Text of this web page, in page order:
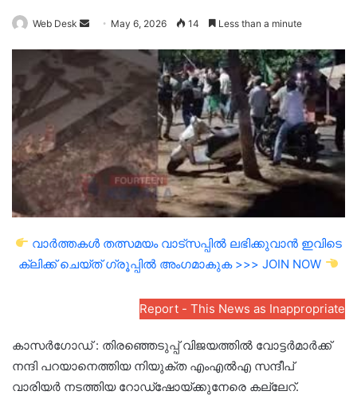
Web Desk
Send
email
May 6, 2026 14 Less than a minute
വാർത്തകൾ തത്സമയം വാട്സപ്പിൽ ലഭിക്കുവാൻ ഇവിടെ
ക്ലിക്ക് ചെയ്ത് ഗ്രൂപ്പിൽ അംഗമാകുക >>> JOIN NOW
Report - This News as Inappropriate
കാസർഗോഡ് : തിരഞ്ഞെടുപ്പ് വിജയത്തിൽ വോട്ടർമാർക്ക്
നന്ദി പറയാനെത്തിയ നിയുക്ത എംഎൽഎ സന്ദീപ്
വാരിയർ നടത്തിയ റോഡ്ഷോയ്ക്കുനേരെ കല്ലേറ്.